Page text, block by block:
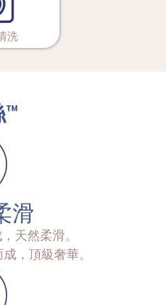
洗
™
滑
天然柔滑。
，頂級奢華。